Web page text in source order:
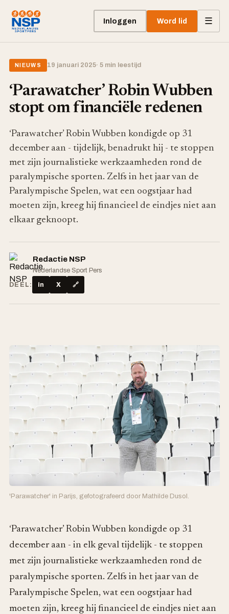
Inloggen Word lid ☰
NIEUWS 19 januari 2025· 5 min leestijd
‘Parawatcher’ Robin Wubben
stopt om financiële redenen
‘Parawatcher’ Robin Wubben kondigde op 31
december aan - tijdelijk, benadrukt hij - te stoppen
met zijn journalistieke werkzaamheden rond de
paralympische sporten. Zelfs in het jaar van de
Paralympische Spelen, wat een oogstjaar had
moeten zijn, kreeg hij financieel de eindjes niet aan
elkaar geknoopt.
Redactie NSP
Nederlandse Sport Pers
DEEL:
in X 🔗
'Parawatcher' in Parijs, gefotografeerd door Mathilde Dusol.
‘Parawatcher’ Robin Wubben kondigde op 31
december aan - in elk geval tijdelijk - te stoppen
met zijn journalistieke werkzaamheden rond de
paralympische sporten. Zelfs in het jaar van de
Paralympische Spelen, wat een oogstjaar had
moeten zijn, kreeg hij financieel de eindjes niet aan